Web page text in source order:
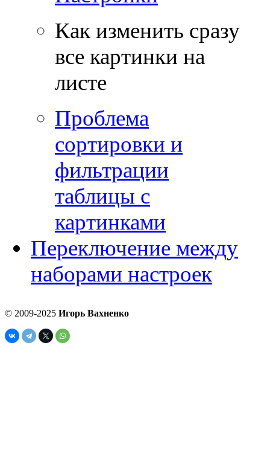
Как изменить сразу
все картинки на
листе
Проблема
сортировки и
фильтрации
таблицы с
картинками
Переключение между
наборами настроек
© 2009-2025 Игорь Вахненко